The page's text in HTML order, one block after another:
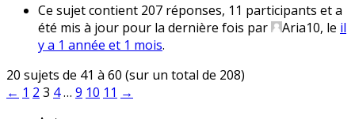
Ce sujet contient 207 réponses, 11 participants et a
été mis à jour pour la dernière fois par
Aria10, le il
y a 1 année et 1 mois.
20 sujets de 41 à 60 (sur un total de 208)
← 1 2 3 4… 9 10 11 →